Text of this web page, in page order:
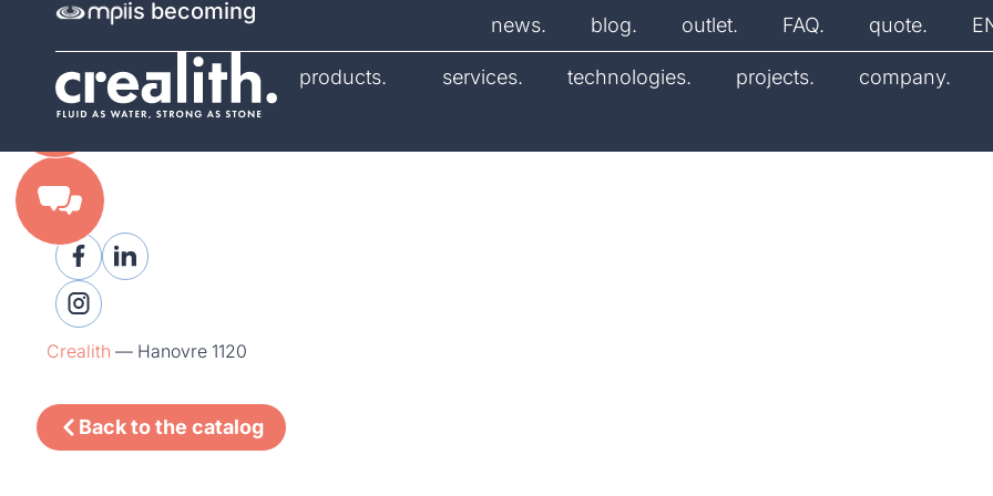
is becoming
news. blog. outlet. FAQ. quote.
products. services. technologies. projects. company.
catalog.
Crealith — Hanovre 1120
Back to the catalog